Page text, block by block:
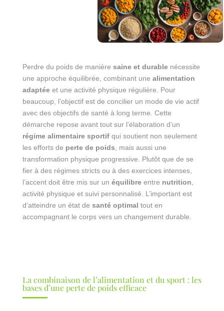
Perdre du poids de manière saine et durablenécessite
une approche équilibrée, combinant une alimentation
adaptéeet une activité physique régulière. Pour
beaucoup, l’objectif est de concilier un mode de vie actif
avec des objectifs de santé à long terme. Cette
démarche repose avant tout sur l’élaboration d’un
régime alimentaire sportifqui soutient non seulement
les efforts de perte de poids , mais aussi une
transformation physique progressive. Plutôt que de se
fier à des régimes stricts ou à des exercices intenses,
l’accent doit être mis sur un équilibreentre nutrition
activité physique et suivi personnalisé. L’important est
d’atteindre un état de santé optimal tout en
accompagnant le corps vers un changement durable.
La combinaison de l’alimentation et du sport : les
bases d’une perte de poids efficace